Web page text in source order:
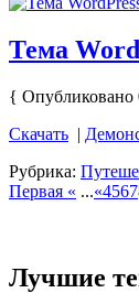
Тема
{
Скачать |
Рубрика:
Первая « ...«4567
Лучшие